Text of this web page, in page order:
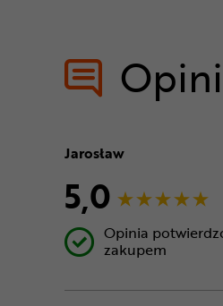
Jarosław
5,0
Opinia
zakupem